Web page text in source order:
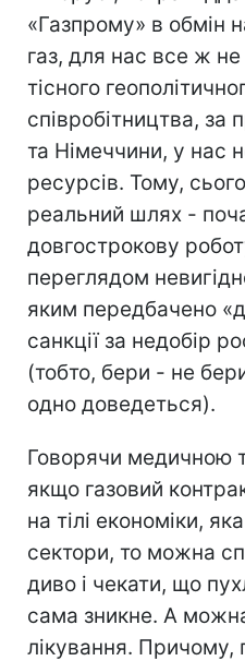
«Газпрому» в обмін
газ, для нас все ж не
тісного
співробітництва, за
та Німеччини, у нас
ресурсів. Тому,
реальний шлях -
довгострокову
переглядом
яким передбачено
санкції за недобір
(тобто, бери - не
одно доведеться).
Говорячи медичною
якщо газовий
на тілі економіки,
сектори, то можна
диво і чекати, що
сама зникне. А
лікування. Причому,